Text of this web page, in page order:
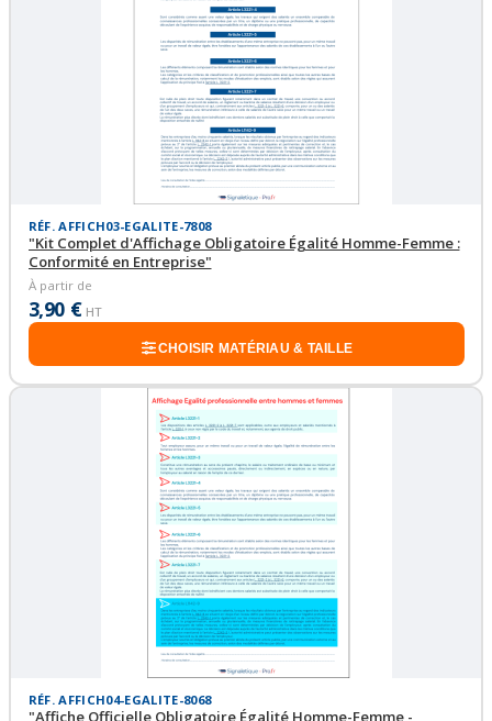
RÉF. AFFICH03-EGALITE-7808
"Kit Complet d'Affichage Obligatoire Égalité Homme-Femme :
Conformité en Entreprise"
À partir de
3,90 € HT
CHOISIR MATÉRIAU & TAILLE
RÉF. AFFICH04-EGALITE-8068
"Affiche Officielle Obligatoire Égalité Homme-Femme -